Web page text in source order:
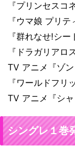
『プリンセスコ
『ウマ娘 プリテ
『群れなせ!シー
『ドラガリアロ
TV アニメ『ゾン
『ワールドフリ
TV アニメ『シャ
シングレ１巻